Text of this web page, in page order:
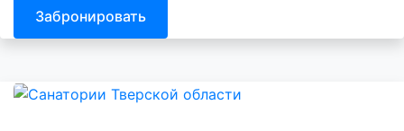
Забронировать